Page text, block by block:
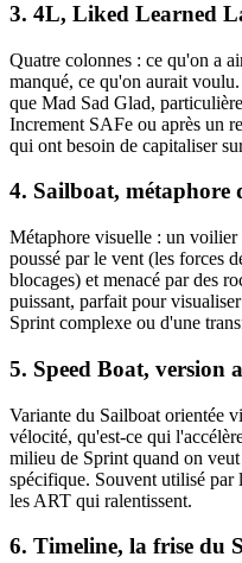
3. 4L, Liked Learned
Quatre colonnes : ce qu'on a
manqué, ce qu'on aurait
que Mad Sad Glad,
Increment SAFe ou après un
qui ont besoin de capitaliser
4. Sailboat, métaphore
Métaphore visuelle : un
poussé par le vent (les forces
blocages) et menacé par des
puissant, parfait pour
Sprint complexe ou d'une
5. Speed Boat, version
Variante du Sailboat orientée
vélocité, qu'est-ce qui
milieu de Sprint quand on
spécifique. Souvent utilisé par
les ART qui ralentissent.
6. Timeline, la frise du